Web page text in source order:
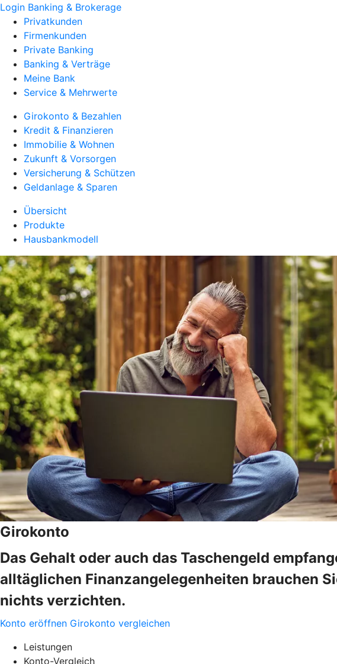
Login Banking & Brokerage
Privatkunden
Firmenkunden
Private Banking
Banking & Verträge
Meine Bank
Service & Mehrwerte
Girokonto & Bezahlen
Kredit & Finanzieren
Immobilie & Wohnen
Zukunft & Vorsorgen
Versicherung & Schützen
Geldanlage & Sparen
Übersicht
Produkte
Hausbankmodell
Girokonto
Das Gehalt oder auch das Taschengeld
alltäglichen Finanzangelegenheiten brauchen
nichts verzichten.
Konto eröffnen Girokonto vergleichen
Leistungen
Konto-Vergleich